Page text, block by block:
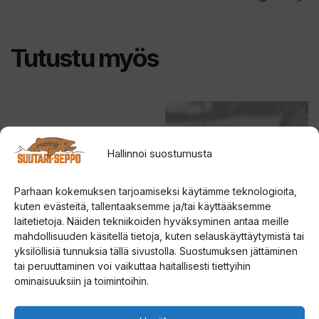
Hallinnoi suostumusta
Parhaan kokemuksen tarjoamiseksi käytämme teknologioita,
kuten evästeitä, tallentaaksemme ja/tai käyttääksemme
laitetietoja. Näiden tekniikoiden hyväksyminen antaa meille
mahdollisuuden käsitellä tietoja, kuten selauskäyttäytymistä tai
yksilöllisiä tunnuksia tällä sivustolla. Suostumuksen jättäminen
tai peruuttaminen voi vaikuttaa haitallisesti tiettyihin
ominaisuuksiin ja toimintoihin.
Tutustu myös
Strikemaster Lite-Flite
Fliting kierrepala
tuotteella
on
useampi
muunnelma.
Voit
tehdä
valinnat
tuotteen
sivulla.
SINIKUORIAINEN
tuotteella
on
muunnelma.
Voit
tehdä
valinnat
tuotteen